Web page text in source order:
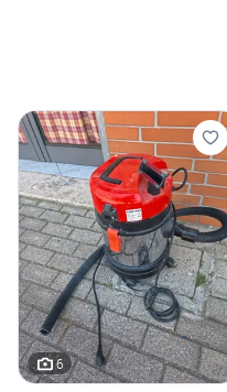
6